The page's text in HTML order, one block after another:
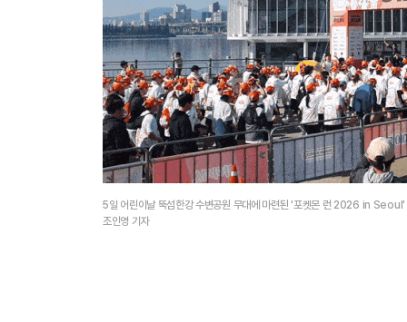
5일 어린이날 뚝섬한강 수변공원 무대에 마련된 '포켓몬 런 2026 in
조인영 기자